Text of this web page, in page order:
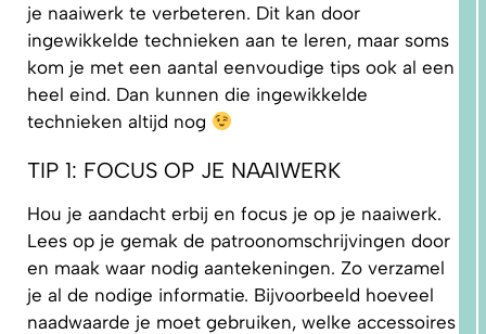
je naaiwerk te verbeteren. Dit kan door
ingewikkelde technieken aan te leren, maar soms
kom je met een aantal eenvoudige tips ook al een
heel eind. Dan kunnen die ingewikkelde
technieken altijd nog
TIP 1: FOCUS OP JE NAAIWERK
Hou je aandacht erbij en focus je op je naaiwerk.
Lees op je gemak de patroonomschrijvingen door
en maak waar nodig aantekeningen. Zo verzamel
je al de nodige informatie. Bijvoorbeeld hoeveel
naadwaarde je moet gebruiken, welke accessoires
1.
PAST
GOED?